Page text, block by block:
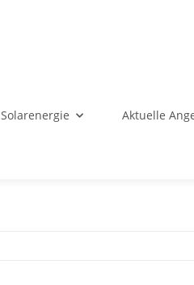
Solarenergie Aktuelle